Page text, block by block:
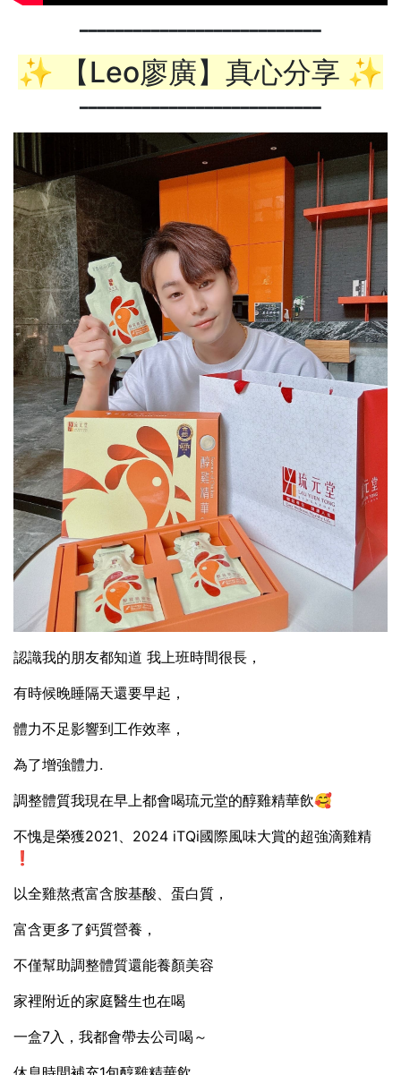
━━━━━━━━━━━━━━━━━━━━━━━━━━━
✨ 【Leo廖廣】真心分享 ✨
━━━━━━━━━━━━━━━━━━━━━━━━━━━
認識我的朋友都知道 我上班時間很長，
有時候晚睡隔天還要早起，
體力不足影響到工作效率，
為了增強體力.
調整體質我現在早上都會喝琉元堂的醇雞精華飲🥰
不愧是榮獲2021、2024 iTQi國際風味大賞的超強滴雞精
❗️
以全雞熬煮富含胺基酸、蛋白質，
富含更多了鈣質營養，
不僅幫助調整體質還能養顏美容
家裡附近的家庭醫生也在喝
一盒7入，我都會帶去公司喝～